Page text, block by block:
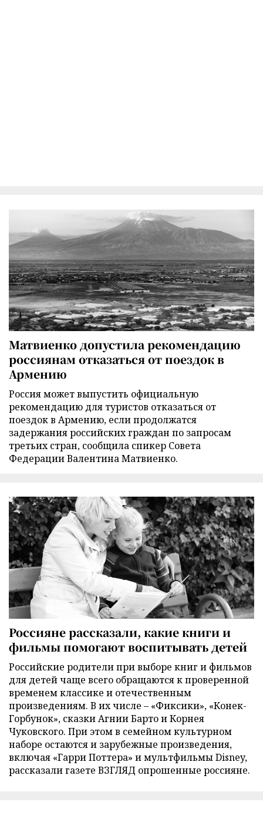
Матвиенко допустила рекомендацию
россиянам отказаться от поездок в
Армению
Россия может выпустить официальную
рекомендацию для туристов отказаться от
поездок в Армению, если продолжатся
задержания российских граждан по запросам
третьих стран, сообщила спикер Совета
Федерации Валентина Матвиенко.
Россияне рассказали, какие книги и
фильмы помогают воспитывать детей
Российские родители при выборе книг и фильмов
для детей чаще всего обращаются к проверенной
временем классике и отечественным
произведениям. В их числе – «Фиксики», «Конек-
Горбунок», сказки Агнии Барто и Корнея
Чуковского. При этом в семейном культурном
наборе остаются и зарубежные произведения,
включая «Гарри Поттера» и мультфильмы Disney,
рассказали газете ВЗГЛЯД опрошенные россияне.